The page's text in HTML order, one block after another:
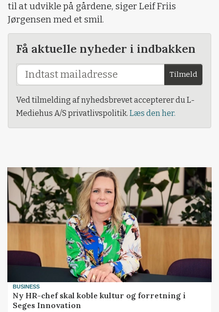
til at udvikle på gårdene, siger Leif Friis
Jørgensen med et smil.
Få aktuelle nyheder i indbakken
Tilmeld
Ved tilmelding af nyhedsbrevet accepterer du L-
Mediehus A/S privatlivspolitik. Læs den her.
BUSINESS
Ny HR-chef skal koble kultur og forretning i
Seges Innovation